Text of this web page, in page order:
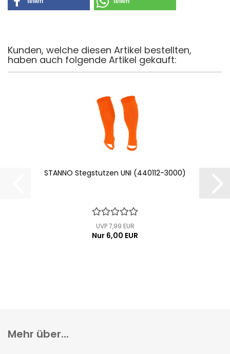
Kunden, welche diesen Artikel bestellten,
haben auch folgende Artikel gekauft:
STANNO Stegstutzen UNI (440112-3000)
UVP 7,99 EUR
Nur 6,00 EUR
Mehr über...